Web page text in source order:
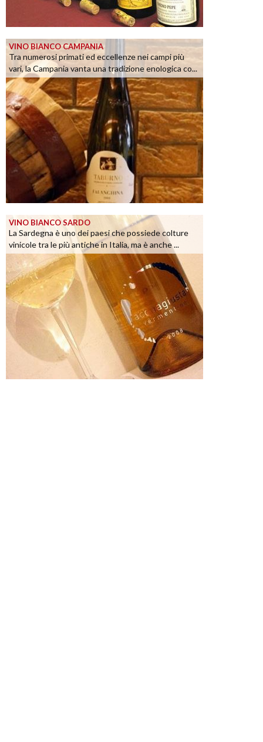
VINO BIANCO CAMPANIA
Tra numerosi primati ed eccellenze nei campi più
vari, la Campania vanta una tradizione enologica co...
VINO BIANCO SARDO
La Sardegna è uno dei paesi che possiede colture
vinicole tra le più antiche in Italia, ma è anche ...